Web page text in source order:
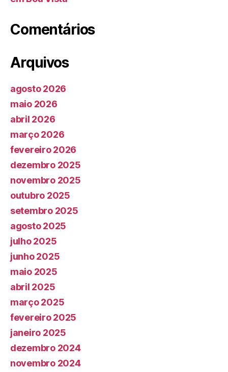
Comentários
Arquivos
agosto 2026
maio 2026
abril 2026
março 2026
fevereiro 2026
dezembro 2025
novembro 2025
outubro 2025
setembro 2025
agosto 2025
julho 2025
junho 2025
maio 2025
abril 2025
março 2025
fevereiro 2025
janeiro 2025
dezembro 2024
novembro 2024